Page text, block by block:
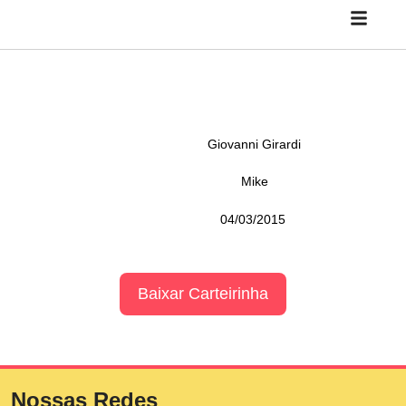
Giovanni Girardi
Mike
04/03/2015
Baixar Carteirinha
Nossas Redes